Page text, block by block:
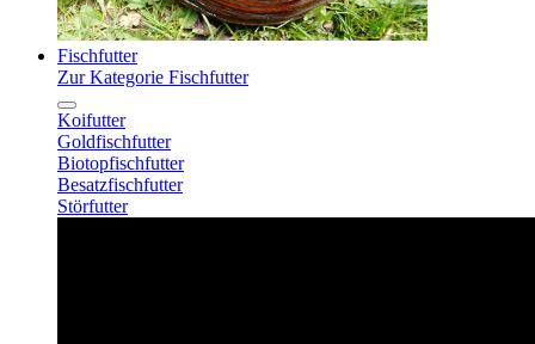
Fischfutter
Zur Kategorie Fischfutter
Koifutter
Goldfischfutter
Biotopfischfutter
Besatzfischfutter
Störfutter